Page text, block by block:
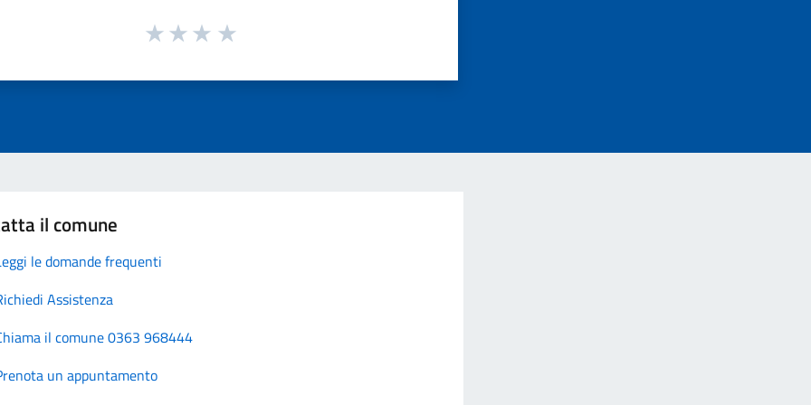
il comune
le domande frequenti
Assistenza
il comune 0363 968444
un appuntamento